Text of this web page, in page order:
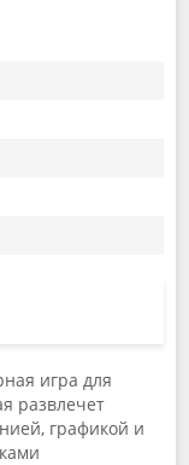
игра для
развлечет
графикой и